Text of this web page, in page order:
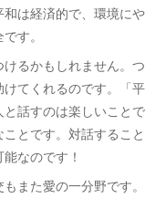
は経済的で、環境にや
す。
るかもしれません。つ
てくれるのです。「平
話すのは楽しいことで
とです。対話すること
なのです！
また愛の一分野です。